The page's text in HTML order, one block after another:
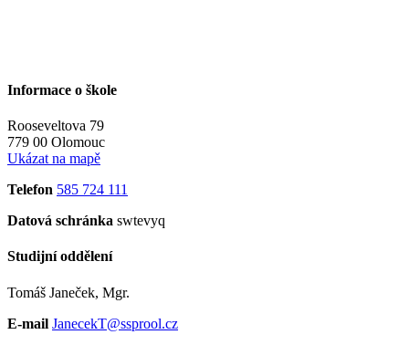
Informace o škole
Rooseveltova 79
779 00 Olomouc
Ukázat na mapě
Telefon 585 724 111
Datová schránka swtevyq
Studijní oddělení
Tomáš Janeček, Mgr.
E-mail JanecekT@ssprool.cz